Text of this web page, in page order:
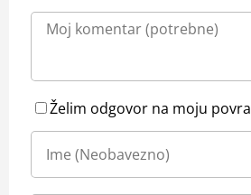
Želim odgovor na moju